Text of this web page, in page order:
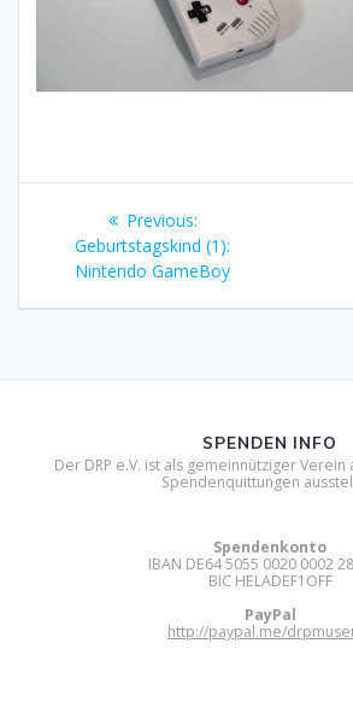
Beitragsnavigation
Previous:Previous
post:
Geburtstagskind (1):
Nintendo GameBoy
SPENDEN INFO
Der DRP e.V. ist als gemeinnütziger Verein
Spendenquittungen
Spendenkonto
IBAN DE64 5055 0020 0002
BIC HELADEF1OFF
PayPal
http://paypal.me/